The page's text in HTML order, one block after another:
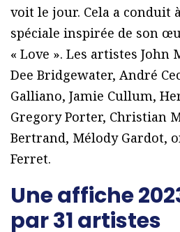
voit le jour. Cela a conduit
spéciale inspirée de son
« Love ». Les artistes John
Dee Bridgewater, André
Galliano, Jamie Cullum,
Gregory Porter, Christian
Bertrand, Mélody Gardot,
Ferret.
Une affiche
par 31 artistes